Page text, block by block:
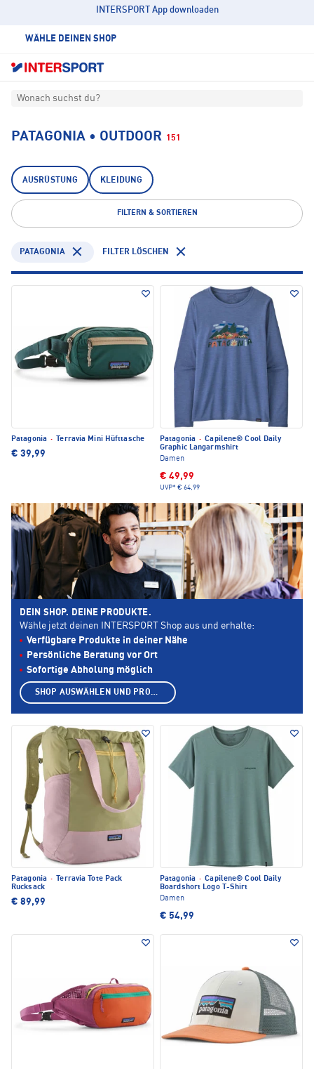
INTERSPORT App downloaden
WÄHLE DEINEN SHOP
Wonach suchst du?
PATAGONIA • OUTDOOR 151
AUSRÜSTUNG KLEIDUNG
FILTERN & SORTIEREN
PATAGONIA FILTER LÖSCHEN
Patagonia · Terravia Mini Hüfttasche
€ 39,99
Patagonia · Capilene® Cool Daily
Graphic Langarmshirt
Damen
€ 49,99
UVP* € 64,99
Patagonia ·
Terravia Tote Pack
Rucksack
€ 89,99
Patagonia · Capilene® Cool Daily
Boardshort Logo T-Shirt
Damen
€ 54,99
DEIN SHOP. DEINE PRODUKTE.
Wähle jetzt deinen INTERSPORT Shop aus und erhalte:
Verfügbare Produkte in deiner Nähe
Persönliche Beratung vor Ort
Sofortige Abholung möglich
SHOP AUSWÄHLEN UND PRODUKTE ANZEIGEN